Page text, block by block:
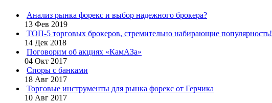
Анализ рынка форекс и выбор надежного брокера?
13 Фев 2019
ТОП-5 торговых брокеров, стремительно набирающие популярность!
14 Дек 2018
Поговорим об акциях «КамАЗа»
04 Окт 2017
Споры с банками
18 Авг 2017
Торговые инструменты для рынка форекс от Герчика
10 Авг 2017